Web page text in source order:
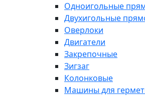
Одноигольные
Двухигольные
Оверлоки
Двигатели
Закрепочные
Зигзаг
Колонковые
Машины для